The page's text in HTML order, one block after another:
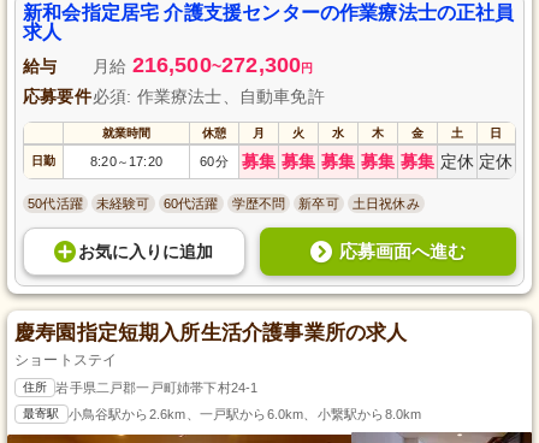
新和会指定居宅 介護支援センターの作業療法士の正社員
求人
給与 月給 216,500~272,300円
応募要件必須: 作業療法士、自動車免許
就業時間 休憩 月 火 水 木 金 土 日
日勤 8:20～ 17:20 60分 募集 募集 募集 募集 募集 定休 定休
50代活躍 未経験可 60代活躍 学歴不問 新卒可 土日祝休み
お気に入り に追加 応募画面へ進む
慶寿園指定短期入所生活介護事業所の求人
ショートステイ
住所 岩手県二戸郡一戸町姉帯下村24-1
最寄駅 小鳥谷駅から2.6km、一戸駅から6.0km、小繋駅から8.0km